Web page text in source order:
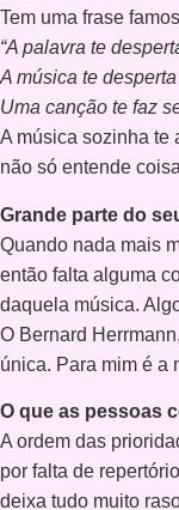
Tem uma frase
“A palavra te
A música te
Uma canção te faz
A música sozinha te
não só entende
Grande parte do
Quando nada mais
então falta alguma
daquela música.
O Bernard
única. Para mim é a
O que as pessoas
A ordem das
por falta de
deixa tudo muito